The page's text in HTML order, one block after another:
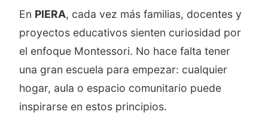
En PIERA, cada vez más familias, docentes y
proyectos educativos sienten curiosidad por
el enfoque Montessori. No hace falta tener
una gran escuela para empezar: cualquier
hogar, aula o espacio comunitario puede
inspirarse en estos principios.